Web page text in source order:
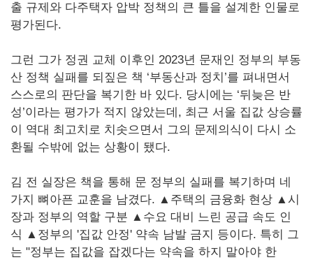
출 규제와 다주택자 압박 정책의 큰 틀을 설계한 인물로
평가된다.
그런 그가 정권 교체 이후인 2023년 문재인 정부의 부동
산 정책 실패를 되짚은 책 ‘부동산과 정치’를 펴내면서
스스로의 판단을 복기한 바 있다. 당시에는 ‘뒤늦은 반
성’이라는 평가가 적지 않았는데, 최근 서울 집값 상승률
이 역대 최고치로 치솟으면서 그의 문제의식이 다시 소
환될 수밖에 없는 상황이 됐다.
김 전 실장은 책을 통해 문 정부의 실패를 복기하며 네
가지 뼈아픈 교훈을 남겼다. ▲주택의 금융화 현상 ▲시
장과 정부의 역할 구분 ▲수요 대비 느린 공급 속도 인
식 ▲정부의 '집값 안정' 약속 남발 금지 등이다. 특히 그
는 "정부는 집값을 잡겠다는 약속을 하지 말아야 한